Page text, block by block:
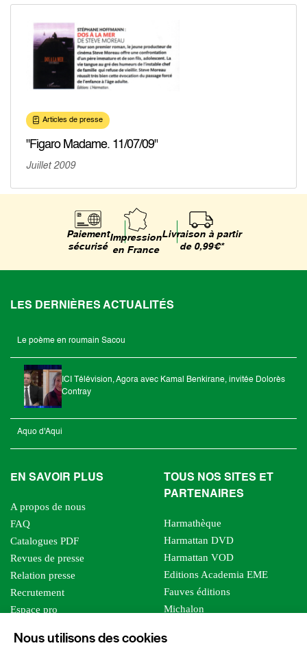
Nous utilisons des cookies
Articles de presse
"Figaro Madame. 11/07/09"
Juillet 2009
Paiement
sécurisé
Impression
en France
Livraison à partir
de 0,99€*
LES DERNIÈRES ACTUALITÉS
Le poème en roumain Sacou
ICI Télévision, Agora avec Kamal Benkirane, invitée Dolorès
Contray
Aquo d'Aqui
EN SAVOIR PLUS
A propos de nous
FAQ
Catalogues PDF
Revues de presse
Relation presse
Recrutement
Espace pro
Foreign rights
TOUS NOS SITES ET
PARTENAIRES
Harmathèque
Harmattan DVD
Harmattan VOD
Editions Academia EME
Fauves éditions
Michalon
Editions Sutton